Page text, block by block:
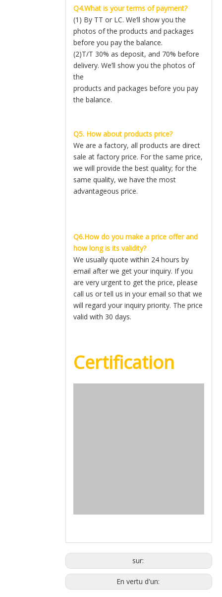
Q4.What is your terms of payment?
(1) By TT or LC. We’ll show you the
photos of the products and packages
before you pay the balance.
(2)T/T 30% as deposit, and 70% before
delivery. We’ll show you the photos of
the
products and packages before you pay
the balance.
Q5. How about products price?
We are a factory, all products are direct
sale at factory price. For the same price,
we will provide the best quality; for the
same quality, we have the most
advantageous price.
Q6.How do you make a price offer and
how long is its validity?
We usually quote within 24 hours by
email after we get your inquiry. If you
are very urgent to get the price, please
call us or tell us in your email so that we
will regard your inquiry priority. The price
valid with 30 days.
Certification
sur:
En vertu d'un: